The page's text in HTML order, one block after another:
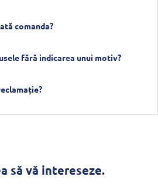
comanda?
fără indicarea unui motiv?
să vă intereseze.